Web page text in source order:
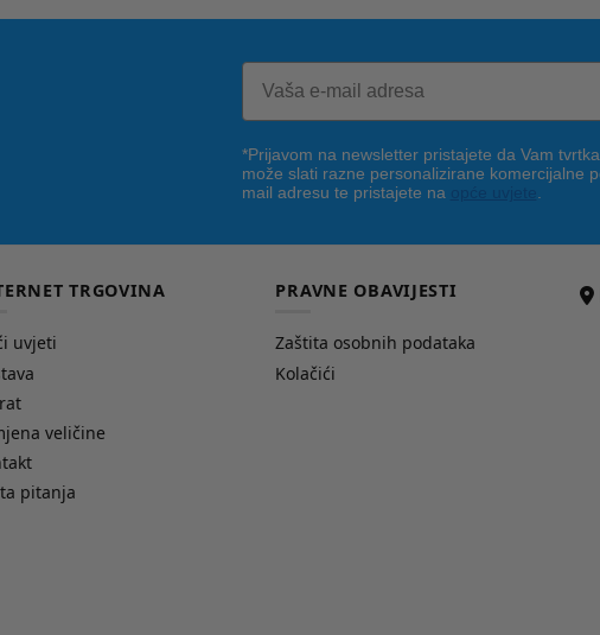
*Prijavom na newsletter pristajete da Vam
može slati razne personalizirane komercijalne
mail adresu te pristajete na
.
TRGOVINA
uvjeti
veličine
pitanja
PRAVNE OBAVIJESTI
Zaštita osobnih podataka
Kolačići